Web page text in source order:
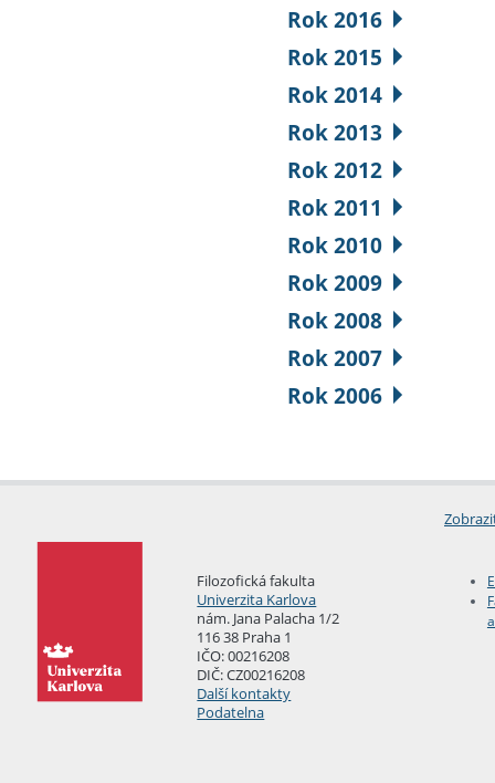
Rok 2016
Rok 2015
Rok 2014
Rok 2013
Rok 2012
Rok 2011
Rok 2010
Rok 2009
Rok 2008
Rok 2007
Rok 2006
Filozofická fakulta
Univerzita Karlova
nám. Jana Palacha 1/2
116 38 Praha 1
IČO: 00216208
DIČ: CZ00216208
Další kontakty
Podatelna